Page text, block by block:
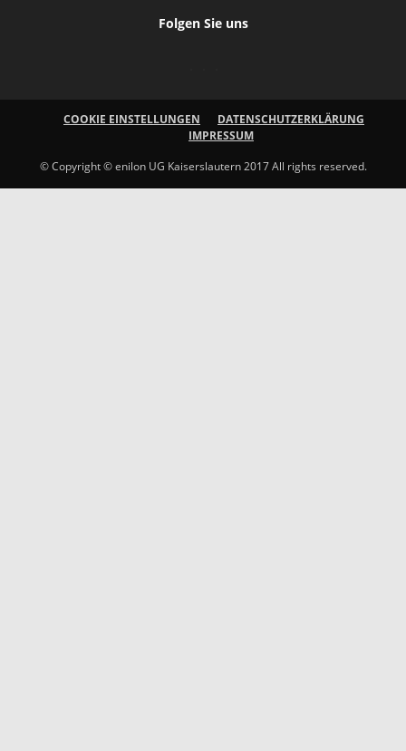
Folgen Sie uns
COOKIE EINSTELLUNGEN
DATENSCHUTZERKLÄRUNG
IMPRESSUM
© Copyright © enilon UG Kaiserslautern 2017 All rights reserved.